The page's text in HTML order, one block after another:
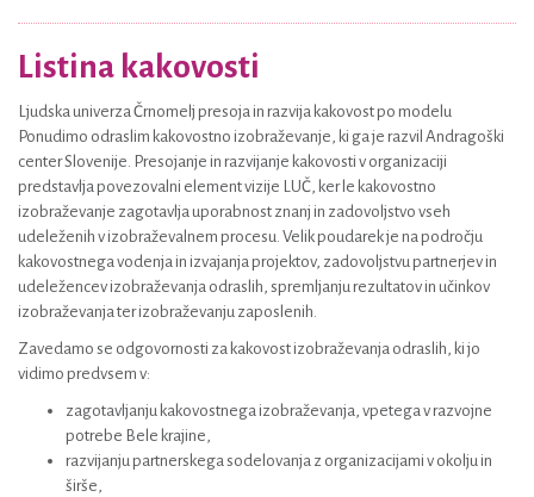
Listina kakovosti
Ljudska univerza Črnomelj presoja in razvija kakovost po modelu
Ponudimo odraslim kakovostno izobraževanje, ki ga je razvil Andragoški
center Slovenije. Presojanje in razvijanje kakovosti v organizaciji
predstavlja povezovalni element vizije LUČ, ker le kakovostno
izobraževanje zagotavlja uporabnost znanj in zadovoljstvo vseh
udeleženih v izobraževalnem procesu. Velik poudarek je na področju
kakovostnega vodenja in izvajanja projektov, zadovoljstvu partnerjev in
udeležencev izobraževanja odraslih, spremljanju rezultatov in učinkov
izobraževanja ter izobraževanju zaposlenih.
Zavedamo se odgovornosti za kakovost izobraževanja odraslih, ki jo
vidimo predvsem v:
zagotavljanju kakovostnega izobraževanja, vpetega v razvojne
potrebe Bele krajine,
razvijanju partnerskega sodelovanja z organizacijami v okolju in
širše,